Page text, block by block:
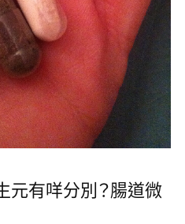
元有咩分別？腸道微